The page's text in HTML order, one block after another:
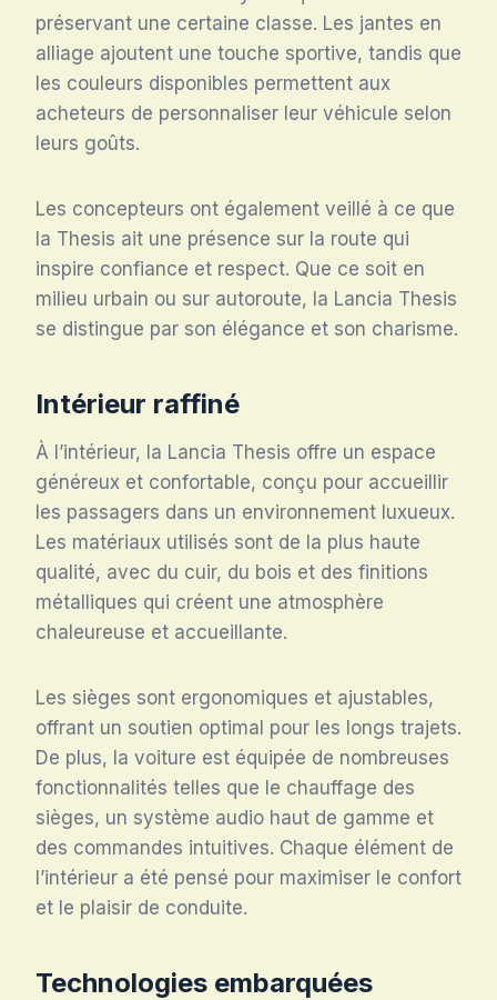
préservant une certaine classe. Les jantes en
alliage ajoutent une touche sportive, tandis que
les couleurs disponibles permettent aux
acheteurs de personnaliser leur véhicule selon
leurs goûts.
Les concepteurs ont également veillé à ce que
la Thesis ait une présence sur la route qui
inspire confiance et respect. Que ce soit en
milieu urbain ou sur autoroute, la Lancia Thesis
se distingue par son élégance et son charisme.
Intérieur raffiné
À l’intérieur, la Lancia Thesis offre un espace
généreux et confortable, conçu pour accueillir
les passagers dans un environnement luxueux.
Les matériaux utilisés sont de la plus haute
qualité, avec du cuir, du bois et des finitions
métalliques qui créent une atmosphère
chaleureuse et accueillante.
Les sièges sont ergonomiques et ajustables,
offrant un soutien optimal pour les longs trajets.
De plus, la voiture est équipée de nombreuses
fonctionnalités telles que le chauffage des
sièges, un système audio haut de gamme et
des commandes intuitives. Chaque élément de
l’intérieur a été pensé pour maximiser le confort
et le plaisir de conduite.
Technologies embarquées